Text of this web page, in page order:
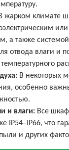
жарком климате
а также
отвода влаги и
В некоторых
особенно
и влаги: Все
IP54–IP66, что
и других